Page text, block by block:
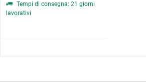
Tempi di consegna: 21 giorni
lavorativi